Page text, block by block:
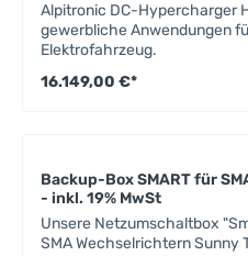
Alpitronic DC-Hypercharger
gewerbliche Anwendungen
Elektrofahrzeug.
16.149,00 €*
Backup-Box SMART für
- inkl. 19% MwSt
Unsere Netzumschaltbox
SMA Wechselrichtern Sunny